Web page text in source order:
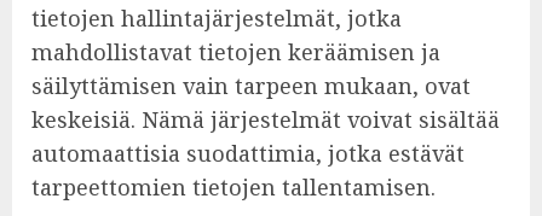
tietojen hallintajärjestelmät, jotka
mahdollistavat tietojen keräämisen ja
säilyttämisen vain tarpeen mukaan, ovat
keskeisiä. Nämä järjestelmät voivat sisältää
automaattisia suodattimia, jotka estävät
tarpeettomien tietojen tallentamisen.